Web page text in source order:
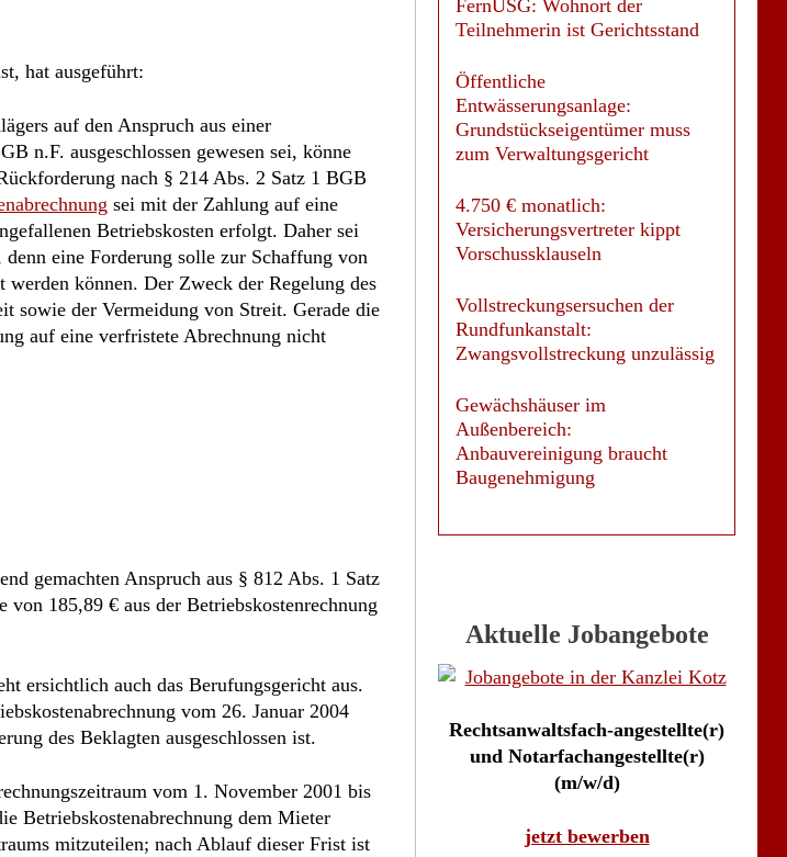
hat ausgeführt:
auf den Anspruch aus einer
n.F. ausgeschlossen gewesen sei, könne
nach § 214 Abs. 2 Satz 1 BGB
sei mit der Zahlung auf eine
Betriebskosten erfolgt. Daher sei
eine Forderung solle zur Schaffung von
können. Der Zweck der Regelung des
sowie der Vermeidung von Streit. Gerade die
auf eine verfristete Abrechnung nicht
gemachten Anspruch aus § 812 Abs. 1 Satz
185,89 € aus der Betriebskostenrechnung
ersichtlich auch das Berufungsgericht aus.
vom 26. Januar 2004
des Beklagten ausgeschlossen ist.
vom 1. November 2001 bis
Betriebskostenabrechnung dem Mieter
mitzuteilen; nach Ablauf dieser Frist ist
FernUSG: Wohnort der
Teilnehmerin ist Gerichtsstand
Öffentliche
Entwässerungsanlage:
Grundstückseigentümer muss
zum Verwaltungsgericht
4.750 € monatlich:
Versicherungsvertreter kippt
Vorschussklauseln
Vollstreckungsersuchen der
Rundfunkanstalt:
Zwangsvollstreckung unzulässig
Gewächshäuser im
Außenbereich:
Anbauvereinigung braucht
Baugenehmigung
Aktuelle Jobangebote
Rechtsanwaltsfach-angestellte(r)
und Notarfachangestellte(r)
(m/w/d)
jetzt bewerben